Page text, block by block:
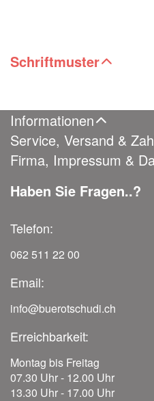
Schriftmuster
Informationen
Service, Versand &
Firma, Impressum &
Haben Sie Fragen..?
Telefon:
062 511 22 00
Email:
info@buerotschudi.ch
Erreichbarkeit:
Montag bis Freitag
07.30 Uhr - 12.00 Uhr
13.30 Uhr - 17.00 Uhr